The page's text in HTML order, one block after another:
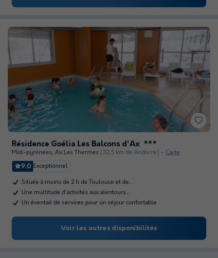
Résidence Goélia Les Balcons d'Ax ★★★
Midi-pyrénées, Ax Les Thermes (32,5 km de Andorre) Carte
9.0 Exceptionnel
Située à moins de 2 h de Toulouse et de…
Une multitude d'activités aux alentours…
Un éventail de services pour un séjour confortable
Voir les autres disponibilités